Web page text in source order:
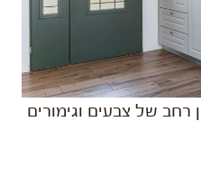
רחב של צבעים וגימורים